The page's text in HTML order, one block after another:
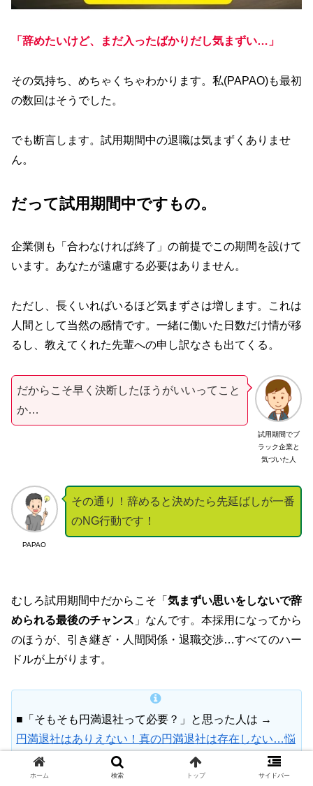
「辞めたいけど、まだ入ったばかりだし気まずい…」
その気持ち、めちゃくちゃわかります。私(PAPAO)も最初
の数回はそうでした。
でも断言します。試用期間中の退職は気まずくありませ
ん。
だって試用期間中ですもの。
企業側も「合わなければ終了」の前提でこの期間を設けて
います。あなたが遠慮する必要はありません。
ただし、長くいればいるほど気まずさは増します。これは
人間として当然の感情です。一緒に働いた日数だけ情が移
るし、教えてくれた先輩への申し訳なさも出てくる。
試用期間でブ
ラック企業と
気づいた人
だからこそ早く決断したほうがいいってこと
か…
PAPAO
その通り！辞めると決めたら先延ばしが一番
のNG行動です！
むしろ試用期間中だからこそ「 気まずい思いをしないで辞
められる最後のチャンス 」なんです。本採用になってから
のほうが、引き継ぎ・人間関係・退職交渉…すべてのハー
ドルが上がります。
■「そもそも円満退社って必要？」と思った人は →
円満退社はありえない！真の円満退社は存在しない…悩
むだけ損
ホーム 検索 トップ サイドバー